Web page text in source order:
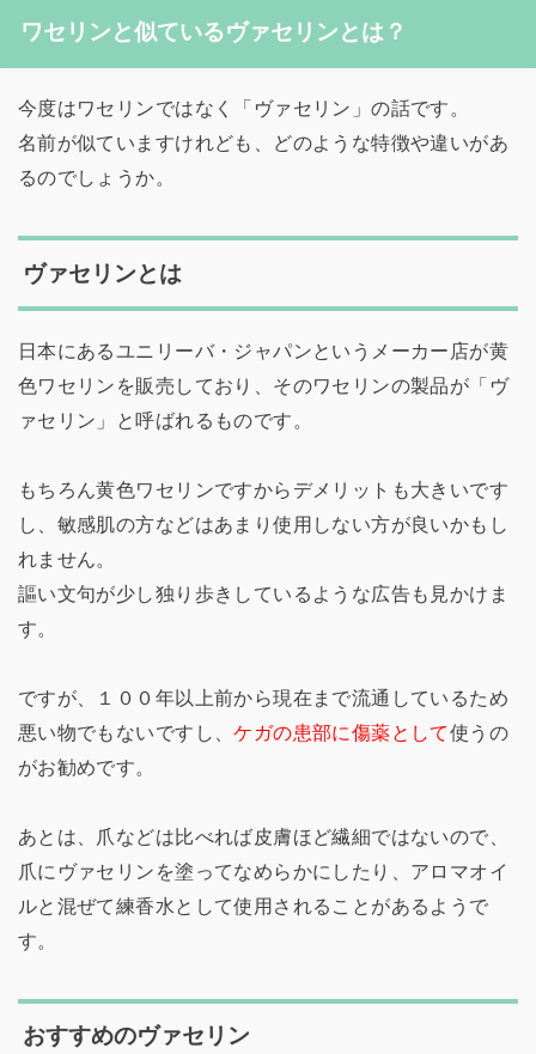
ワセリンと似ているヴァセリンとは？
今度はワセリンではなく「ヴァセリン」の話です。
名前が似ていますけれども、どのような特徴や違いがあ
るのでしょうか。
ヴァセリンとは
日本にあるユニリーバ・ジャパンというメーカー店が黄
色ワセリンを販売しており、そのワセリンの製品が「ヴ
ァセリン」と呼ばれるものです。
もちろん黄色ワセリンですからデメリットも大きいです
し、敏感肌の方などはあまり使用しない方が良いかもし
れません。
謳い文句が少し独り歩きしているような広告も見かけま
す。
ですが、１００年以上前から現在まで流通しているため
悪い物でもないですし、ケガの患部に傷薬として使うの
がお勧めです。
あとは、爪などは比べれば皮膚ほど繊細ではないので、
爪にヴァセリンを塗ってなめらかにしたり、アロマオイ
ルと混ぜて練香水として使用されることがあるようで
す。
おすすめのヴァセリン